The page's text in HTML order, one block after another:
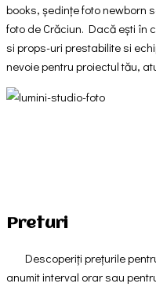
books, ședințe foto newborn
foto de Crăciun. Dacă ești în
si props-uri prestabilite si
nevoie pentru proiectul tău,
Preturi
Descoperiți prețurile
anumit interval orar sau